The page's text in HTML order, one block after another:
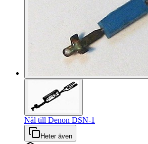
Nål till Denon DSN-1
Heter även